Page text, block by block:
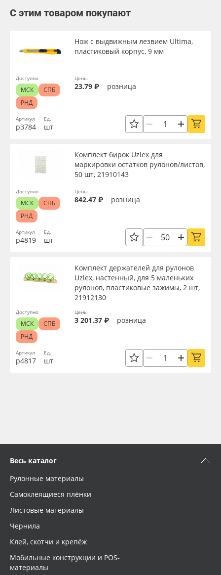
С этим товаром покупают
Артикул
р3784
Нож с выдвижным лезвием Ultima,
пластиковый корпус, 9 мм
Ед.
шт
Цены
23.79 ₽ розница
Доступно
МСК
СПБ
РНД
Артикул
р4819
Комплект бирок Uzlex для
маркировки остатков рулонов/листов,
50 шт, 21910143
Ед.
шт
Цены
842.47 ₽ розница
Доступно
МСК
СПБ
РНД
Артикул
р4817
Комплект держателей для рулонов
Uzlex, настенный, для 5 маленьких
рулонов, пластиковые зажимы, 2 шт,
21912130
Ед.
шт
Цены
3 201.37 ₽ розница
Доступно
МСК
СПБ
РНД
Весь каталог
Рулонные материалы
Самоклеящиеся плёнки
Листовые материалы
Чернила
Клей, скотчи и крепёж
Мобильные конструкции и POS-
материалы